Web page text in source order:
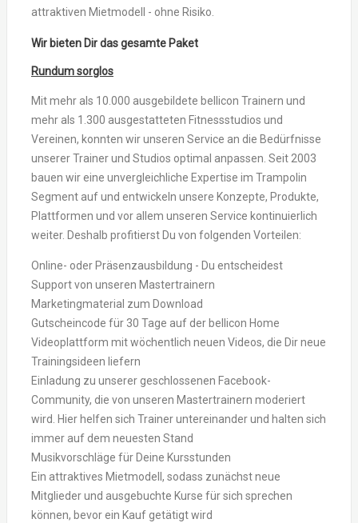
attraktiven Mietmodell - ohne Risiko.
Wir bieten Dir das gesamte Paket
Rundum sorglos
Mit mehr als 10.000 ausgebildete bellicon Trainern und
mehr als 1.300 ausgestatteten Fitnessstudios und
Vereinen, konnten wir unseren Service an die Bedürfnisse
unserer Trainer und Studios optimal anpassen. Seit 2003
bauen wir eine unvergleichliche Expertise im Trampolin
Segment auf und entwickeln unsere Konzepte, Produkte,
Plattformen und vor allem unseren Service kontinuierlich
weiter. Deshalb profitierst Du von folgenden Vorteilen:
Online- oder Präsenzausbildung - Du entscheidest
Support von unseren Mastertrainern
Marketingmaterial zum Download
Gutscheincode für 30 Tage auf der bellicon Home
Videoplattform mit wöchentlich neuen Videos, die Dir neue
Trainingsideen liefern
Einladung zu unserer geschlossenen Facebook-
Community, die von unseren Mastertrainern moderiert
wird. Hier helfen sich Trainer untereinander und halten sich
immer auf dem neuesten Stand
Musikvorschläge für Deine Kursstunden
Ein attraktives Mietmodell, sodass zunächst neue
Mitglieder und ausgebuchte Kurse für sich sprechen
können, bevor ein Kauf getätigt wird